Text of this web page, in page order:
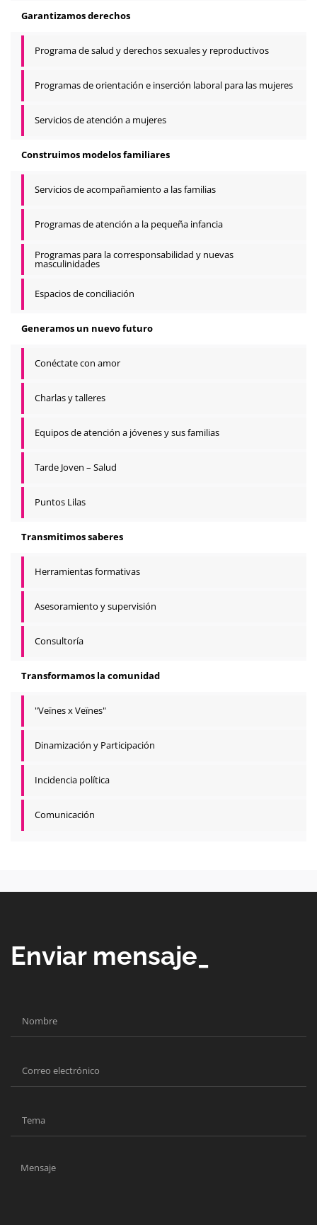
Garantizamos derechos
Programa de salud y derechos sexuales y reproductivos
Programas de orientación e inserción laboral para las mujeres
Servicios de atención a mujeres
Construimos modelos familiares
Servicios de acompañamiento a las familias
Programas de atención a la pequeña infancia
Programas para la corresponsabilidad y nuevas
masculinidades
Espacios de conciliación
Generamos un nuevo futuro
Conéctate con amor
Charlas y talleres
Equipos de atención a jóvenes y sus familias
Tarde Joven – Salud
Puntos Lilas
Transmitimos saberes
Herramientas formativas
Asesoramiento y supervisión
Consultoría
Transformamos la comunidad
"Veïnes x Veïnes"
Dinamización y Participación
Incidencia política
Comunicación
Enviar mensaje_